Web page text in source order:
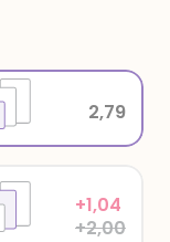
+1,04
+2,00
2,79